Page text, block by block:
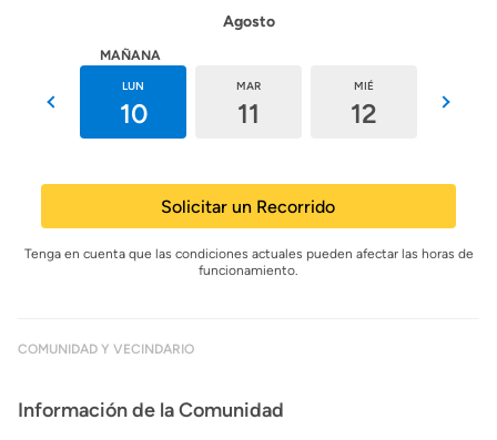
Agosto
MAÑANA
LUN
10
MAR
11
MIÉ
12
Solicitar un Recorrido
Tenga en cuenta que las condiciones actuales pueden afectar las horas de
funcionamiento.
COMUNIDAD Y VECINDARIO
Información de la Comunidad